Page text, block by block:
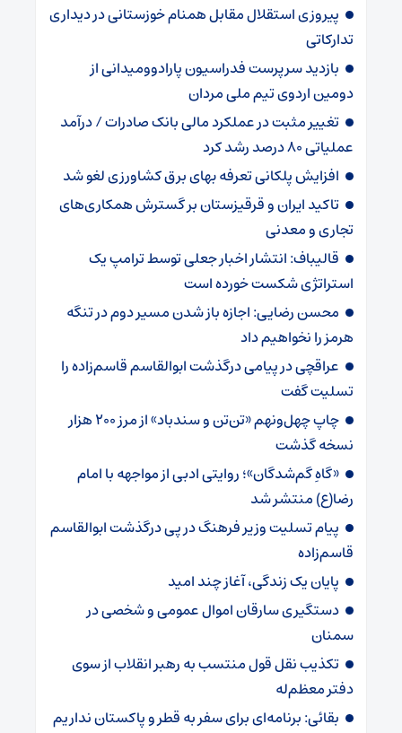
پیروزی استقلال مقابل همنام خوزستانی در دیداری
تدارکاتی
بازدید سرپرست فدراسیون پارادوومیدانی از
دومین اردوی تیم ملی مردان
تغییر مثبت در عملکرد مالی بانک صادرات / درآمد
عملیاتی ۸۰ درصد رشد کرد
افزایش پلکانی تعرفه بهای برق کشاورزی لغو شد
تاکید ایران و قرقیزستان بر گسترش همکاری‌های
تجاری و معدنی
قالیباف: انتشار اخبار جعلی توسط ترامپ یک
استراتژی شکست خورده است
محسن رضایی: اجازه باز شدن مسیر دوم در تنگه
هرمز را نخواهیم داد
عراقچی در پیامی درگذشت ابوالقاسم قاسم‌زاده را
تسلیت گفت
چاپ چهل‌ونهم «تن‌تن و سندباد» از مرز ۲۰۰ هزار
نسخه گذشت
«گاهِ گم‌شدگان»؛ روایتی ادبی از مواجهه با امام
رضا(ع) منتشر شد
پیام تسلیت وزیر فرهنگ در پی درگذشت ابوالقاسم
قاسم‌زاده
پایان یک زندگی، آغاز چند امید
دستگیری سارقان اموال عمومی و شخصی در
سمنان
تکذیب نقل قول منتسب به رهبر انقلاب از سوی
دفتر معظم‌له
بقائی: برنامه‌ای برای سفر به قطر و پاکستان نداریم